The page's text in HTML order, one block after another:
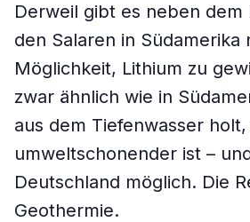
Derweil gibt es neben dem
den Salaren in Südamerika
Möglichkeit, Lithium zu
zwar ähnlich wie in
aus dem Tiefenwasser
umweltschonender ist –
Deutschland möglich. Die
Geothermie.